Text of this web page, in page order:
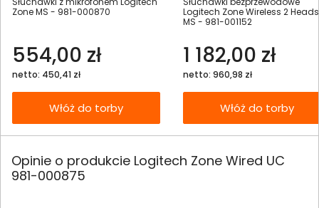
Zone MS - 981-000870
554,00 zł
netto: 450,41 zł
Włóż do torby
Logitech Zone Wireless 2
MS - 981-001152
1 182,00 zł
netto: 960,98 zł
Włóż do torby
Opinie o produkcie Logitech Zone Wired UC
981-000875